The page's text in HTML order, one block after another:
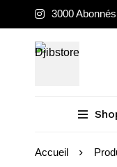
3000 Abonnés
Accueil